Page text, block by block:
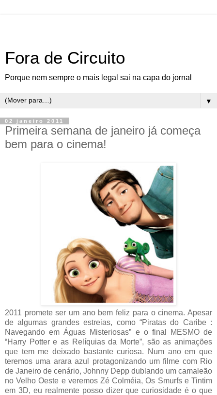
Fora de Circuito
Porque nem sempre o mais legal sai na capa do jornal
▼
02 janeiro 2011
Primeira semana de janeiro já começa
bem para o cinema!
2011 promete ser um ano bem feliz para o cinema. Apesar
de algumas grandes estreias, como “Piratas do Caribe :
Navegando em Águas Misteriosas” e o final MESMO de
“Harry Potter e as Relíquias da Morte”, são as animações
que tem me deixado bastante curiosa. Num ano em que
teremos uma arara azul protagonizando um filme com Rio
de Janeiro de cenário, Johnny Depp dublando um camaleão
no Velho Oeste e veremos Zé Colméia, Os Smurfs e Tintim
em 3D, eu realmente posso dizer que curiosidade é o que